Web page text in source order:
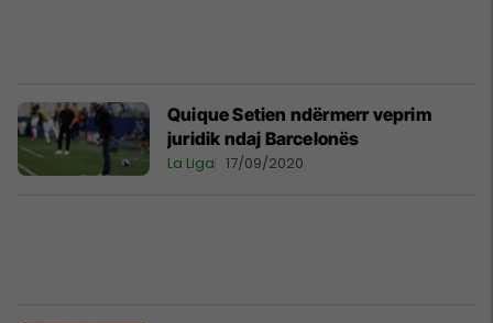
Quique Setien ndërmerr veprim
juridik ndaj Barcelonës
La Liga 17/09/2020